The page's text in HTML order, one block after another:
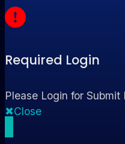
Required Login
Please Login for Submit
Close